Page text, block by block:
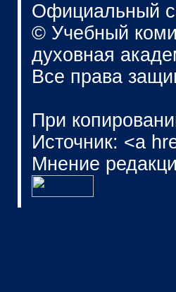
Официальный
© Учебный
духовная
Все права
При
Источник: <a
Мнение